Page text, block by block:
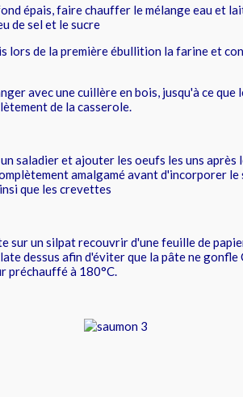
épais, faire chauffer le mélange eau et
de sel et le sucre
lors de la première ébullition la farine et
avec une cuillère en bois, jusqu'à ce que
de la casserole.
saladier et ajouter les oeufs les uns après
amalgamé avant d'incorporer
que les crevettes
sur un silpat recouvrir d'une feuille de
dessus afin d'éviter que la pâte ne
préchauffé à 180°C.